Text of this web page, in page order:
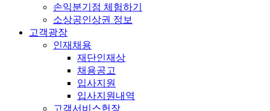
손익분기점 체험하기
소상공인상권 정보
고객광장
인재채용
재단인재상
채용공고
입사지원
입사지원내역
고객서비스헌장